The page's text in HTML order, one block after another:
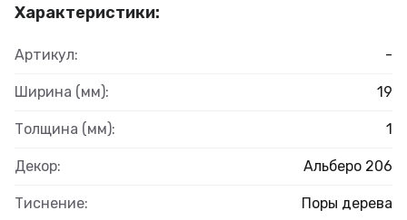
Характеристики:
Артикул: -
Ширина (мм): 19
Толщина (мм): 1
Декор: Альберо 206
Тиснение: Поры дерева